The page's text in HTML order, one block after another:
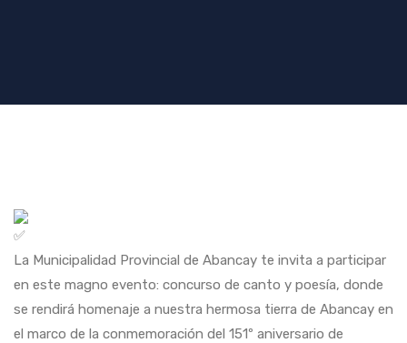
La Municipalidad Provincial de Abancay te invita a participar
en este magno evento: concurso de canto y poesía, donde
se rendirá homenaje a nuestra hermosa tierra de Abancay en
el marco de la conmemoración del 151º aniversario de